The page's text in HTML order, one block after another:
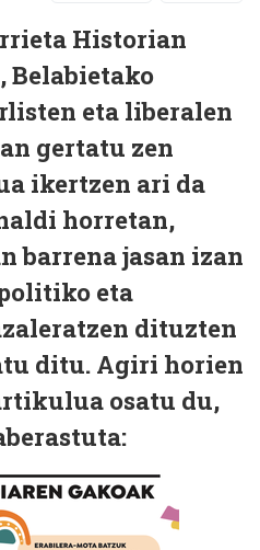
Historian
Belabietako
eta liberalen
gertatu zen
ikertzen ari da
horretan,
barrena jasan izan
eta
dituzten
ditu. Agiri horien
osatu du,